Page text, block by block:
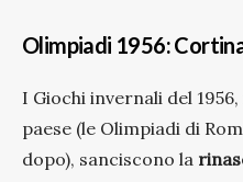
Olimpiadi 1956:
I Giochi invernali del
paese (le Olimpiadi di
dopo), sanciscono la